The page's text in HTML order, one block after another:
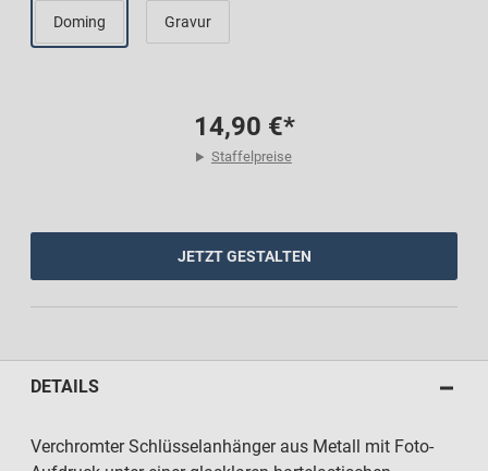
Doming Gravur
14,90 €*
Staffelpreise
JETZT GESTALTEN
DETAILS
Verchromter Schlüsselanhänger aus Metall mit Foto-